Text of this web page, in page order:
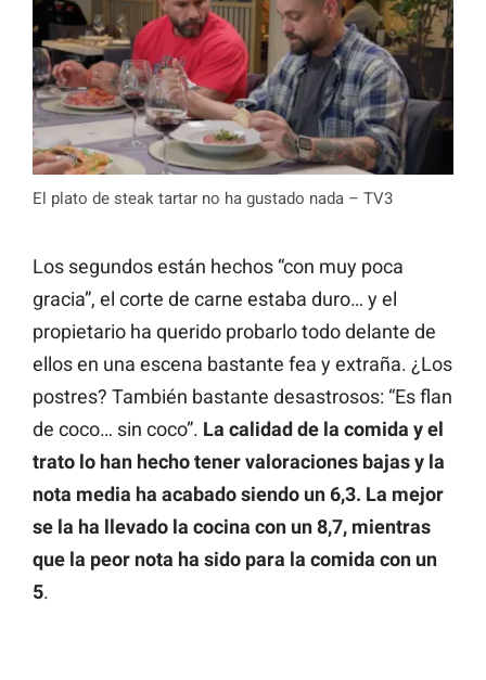
El plato de steak tartar no ha gustado nada – TV3
Los segundos están hechos “con muy poca
gracia”, el corte de carne estaba duro… y el
propietario ha querido probarlo todo delante de
ellos en una escena bastante fea y extraña. ¿Los
postres? También bastante desastrosos: “Es flan
de coco… sin coco”. La calidad de la comida y el
trato lo han hecho tener valoraciones bajas y la
nota media ha acabado siendo un 6,3. La mejor
se la ha llevado la cocina con un 8,7, mientras
que la peor nota ha sido para la comida con un
5.